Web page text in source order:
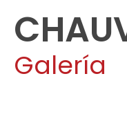
Galería